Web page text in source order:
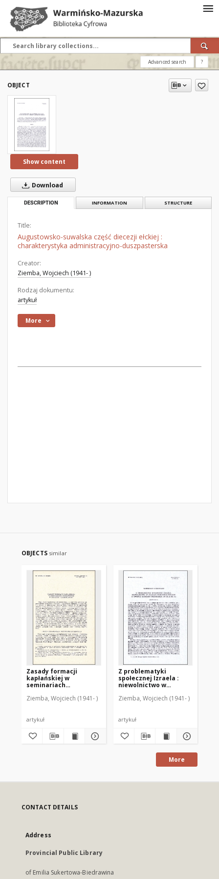
Advanced search ?
OBJECT
Show content
Download
DESCRIPTION INFORMATION STRUCTURE
Title:
Augustowsko-suwalska część diecezji ełckiej :
charakterystyka administracyjno-duszpasterska
Creator:
Ziemba, Wojciech (1941- )
Rodzaj dokumentu:
artykuł
More
OBJECTS similar
Zasady formacji
kapłańskiej w
seminariach
posoborowym
Ziemba, Wojciech (1941- )
artykuł
Z problematyki
społecznej Izraela :
niewolnictwo w
przedkrólewskich w
23,13) : (materiały)
Ziemba, Wojciech (1941- )
artykuł
More
CONTACT DETAILS
Address
Provincial Public Library
of Emilia Sukertowa-Biedrawina